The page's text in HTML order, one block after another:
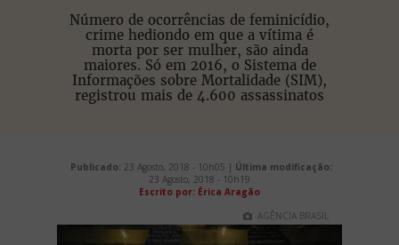
Número de ocorrências de feminicídio,
crime hediondo em que a vítima é
morta por ser mulher, são ainda
maiores. Só em 2016, o Sistema de
Informações sobre Mortalidade (SIM),
registrou mais de 4.600 assassinatos
Publicado: 23 Agosto, 2018 - 10h05 | Última modificação:
23 Agosto, 2018 - 10h19
Escrito por: Érica Aragão
AGÊNCIA BRASIL